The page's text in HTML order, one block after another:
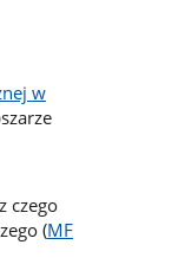
w
czego
(MF